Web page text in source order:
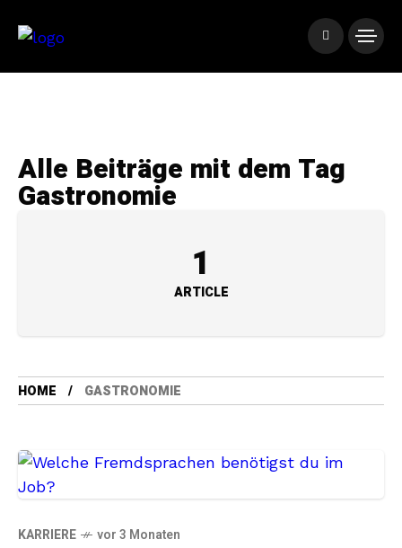
Alle Beiträge mit dem Tag
Gastronomie
1
ARTICLE
HOME GASTRONOMIE
KARRIERE vor 3 Monaten